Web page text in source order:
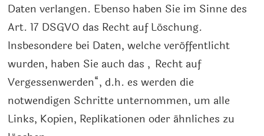
Daten verlangen. Ebenso haben Sie im Sinne des
Art. 17 DSGVO das Recht auf Löschung.
Insbesondere bei Daten, welche veröffentlicht
wurden, haben Sie auch das „Recht auf
Vergessenwerden“, d.h. es werden die
notwendigen Schritte unternommen, um alle
Links, Kopien, Replikationen oder ähnliches zu